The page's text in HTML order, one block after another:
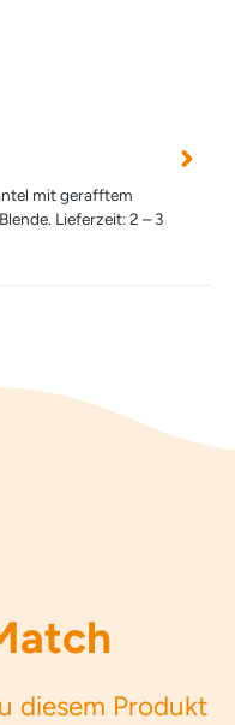
mit gerafftem
Lieferzeit: 2 – 3
diesem Produkt